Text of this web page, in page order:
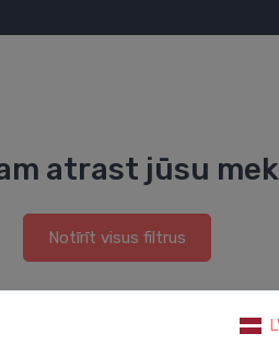
atrast jūsu
Notīrīt visus filtrus